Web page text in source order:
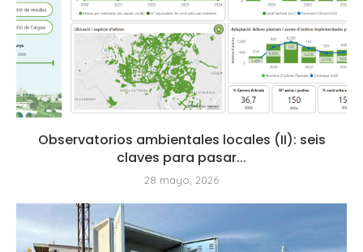
Observatorios ambientales locales (II): seis
claves para pasar...
28 mayo, 2026